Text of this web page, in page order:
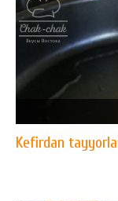
Kefirdan